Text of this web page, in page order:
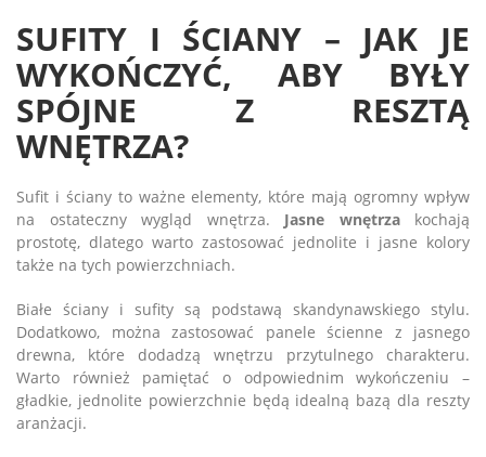
SUFITY I ŚCIANY – JAK JE
WYKOŃCZYĆ, ABY BYŁY
SPÓJNE Z RESZTĄ
WNĘTRZA?
Sufit i ściany to ważne elementy, które mają ogromny wpływ
na ostateczny wygląd wnętrza. Jasne wnętrzakochają
prostotę, dlatego warto zastosować jednolite i jasne kolory
także na tych powierzchniach.
Białe ściany i sufity są podstawą skandynawskiego stylu.
Dodatkowo, można zastosować panele ścienne z jasnego
drewna, które dodadzą wnętrzu przytulnego charakteru.
Warto również pamiętać o odpowiednim wykończeniu –
gładkie, jednolite powierzchnie będą idealną bazą dla reszty
aranżacji.